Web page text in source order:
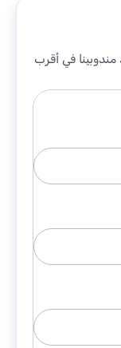
في أقرب